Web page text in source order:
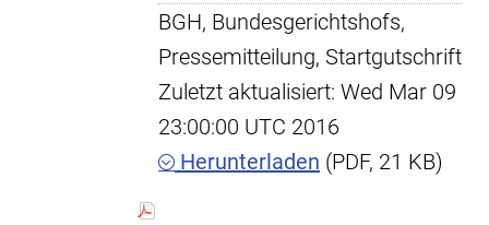
BGH, Bundesgerichtshofs,
Pressemitteilung, Startgutschrift
Zuletzt aktualisiert: Wed Mar 09
23:00:00 UTC 2016
Herunterladen (PDF, 21 KB)